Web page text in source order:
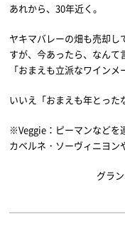
あれから、30年近く。
ヤキマバレーの畑も売却し
すが、今あったら、なんて
「おまえも立派なワイン
いいえ「おまえも年とった
※Veggie：ピーマンなどを
カベルネ・ソーヴィニヨン
グラ